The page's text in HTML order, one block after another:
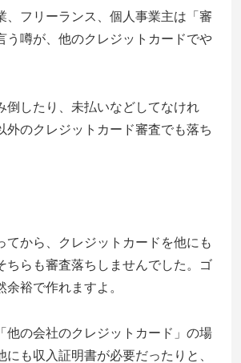
、フリーランス、個人事業主は「審
う噂が、他のクレジットカードでや
倒したり、未払いなどしてなけれ
外のクレジットカード審査でも落ち
てから、クレジットカードを他にも
ちらも審査落ちしませんでした。ゴ
余裕で作れますよ。
他の会社のクレジットカード」の場
にも収入証明書が必要だったりと、